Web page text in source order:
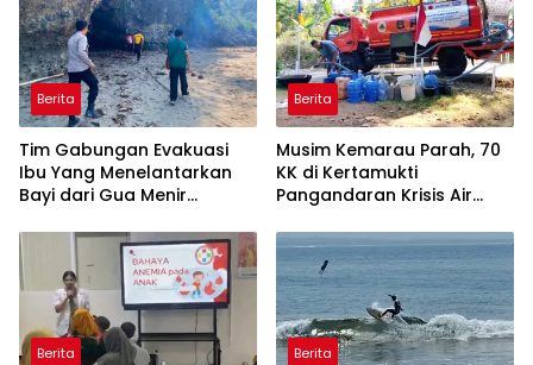
Berita
Tim Gabungan Evakuasi
Ibu Yang Menelantarkan
Bayi dari Gua Menir
Pangandaran
Berita
Musim Kemarau Parah, 70
KK di Kertamukti
Pangandaran Krisis Air
BPBD Gerak Cepat
Berita Berita